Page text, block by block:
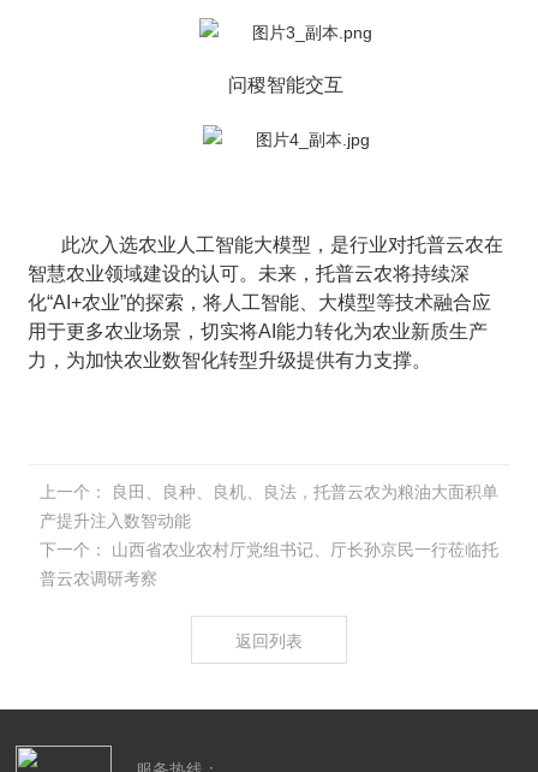
问稷智能交互
此次入选农业人工智能大模型，是行业对托普云农在
智慧农业领域建设的认可。未来，托普云农将持续深
化“AI+农业”的探索，将人工智能、大模型等技术融合应
用于更多农业场景，切实将AI能力转化为农业新质生产
力，为加快农业数智化转型升级提供有力支撑。
上一个：
良田、良种、良机、良法，托普云农为粮油大面积单
产提升注入数智动能
下一个：
山西省农业农村厅党组书记、厅长孙京民一行莅临托
普云农调研考察
返回列表